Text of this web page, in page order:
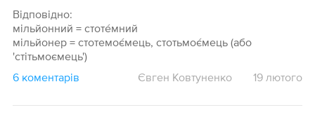
Відповідно:
мільйонний = стоте́мний
мільйонер = стотемоє́мець, стотьмоє́мець (або
'стітьмоємець')
6 коментарів
Євген Ковтуненко 19 лютого